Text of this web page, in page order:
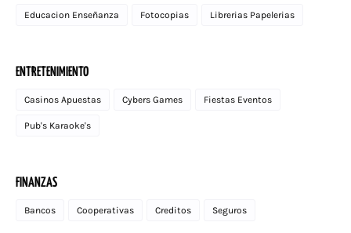
Educacion Enseñanza Fotocopias Librerias Papelerias
ENTRETENIMIENTO
Casinos Apuestas Cybers Games Fiestas Eventos
Pub's Karaoke's
FINANZAS
Bancos Cooperativas Creditos Seguros